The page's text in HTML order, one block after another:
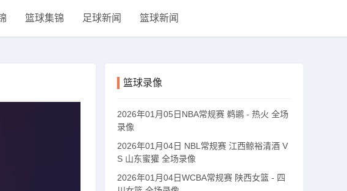
篮球集锦 足球新闻 篮球新闻
篮球录像
2026年01月05日NBA常规赛 鹈鹕 - 热火 全场
录像
2026年01月04日 NBL常规赛 江西鲸裕清酒 V
S 山东蜜獾 全场录像
2026年01月04日WCBA常规赛 陕西女篮 - 四